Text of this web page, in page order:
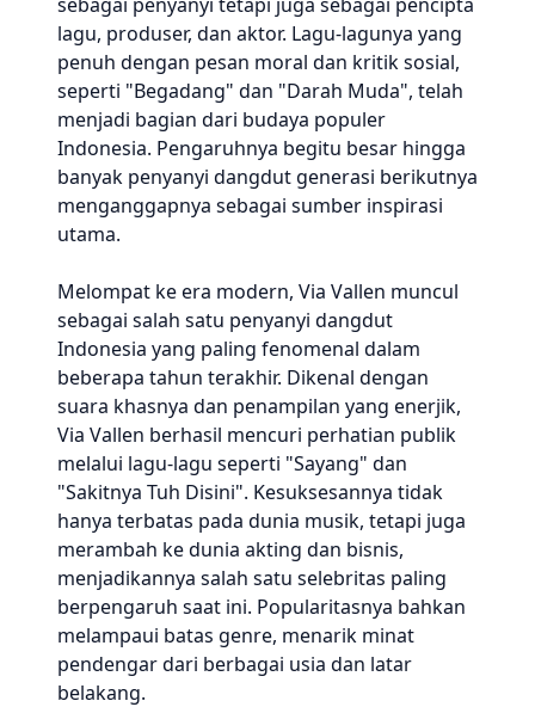
lagu, produser, dan aktor. Lagu-lagunya yang
penuh dengan pesan moral dan kritik sosial,
seperti "Begadang" dan "Darah Muda", telah
menjadi bagian dari budaya populer
Indonesia. Pengaruhnya begitu besar hingga
banyak penyanyi dangdut generasi berikutnya
menganggapnya sebagai sumber inspirasi
utama.
Melompat ke era modern, Via Vallen muncul
sebagai salah satu penyanyi dangdut
Indonesia yang paling fenomenal dalam
beberapa tahun terakhir. Dikenal dengan
suara khasnya dan penampilan yang enerjik,
Via Vallen berhasil mencuri perhatian publik
melalui lagu-lagu seperti "Sayang" dan
"Sakitnya Tuh Disini". Kesuksesannya tidak
hanya terbatas pada dunia musik, tetapi juga
merambah ke dunia akting dan bisnis,
menjadikannya salah satu selebritas paling
berpengaruh saat ini. Popularitasnya bahkan
melampaui batas genre, menarik minat
pendengar dari berbagai usia dan latar
belakang.